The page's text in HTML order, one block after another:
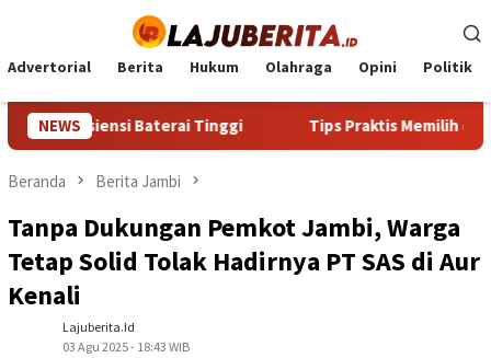
konten
Advertorial Berita Hukum Olahraga Opini Politik
NEWS
Baterai Tinggi Tips Praktis Memilih dan Merawat
Beranda Berita Jambi
Tanpa Dukungan Pemkot Jambi, Warga
Tetap Solid Tolak Hadirnya PT SAS di Aur
Kenali
Lajuberita.id
03 Agu 2025 - 18:43 WIB